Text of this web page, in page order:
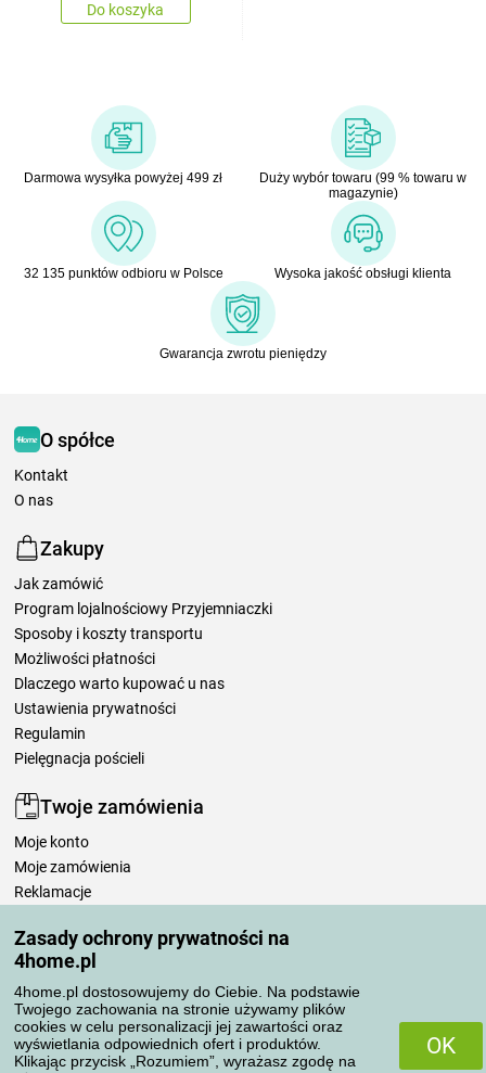
Zasady ochrony prywatności na
4home.pl
4home.pl dostosowujemy do Ciebie. Na podstawie
Twojego zachowania na stronie używamy plików
cookies w celu personalizacji jej zawartości oraz
wyświetlania odpowiednich ofert i produktów.
Klikając przycisk „Rozumiem”, wyrażasz zgodę na
OK
Do koszyka
Darmowa wysyłka powyżej 499 zł
Duży wybór towaru (99 % towaru w
magazynie)
32 135 punktów odbioru w Polsce Wysoka jakość obsługi klienta
Gwarancja zwrotu pieniędzy
O spółce
Kontakt
O nas
Zakupy
Jak zamówić
Program lojalnościowy Przyjemniaczki
Sposoby i koszty transportu
Możliwości płatności
Dlaczego warto kupować u nas
Ustawienia prywatności
Regulamin
Pielęgnacja pościeli
Twoje zamówienia
Moje konto
Moje zamówienia
Reklamacje
Zasady przetwarzania recenzji
Sposoby transportu